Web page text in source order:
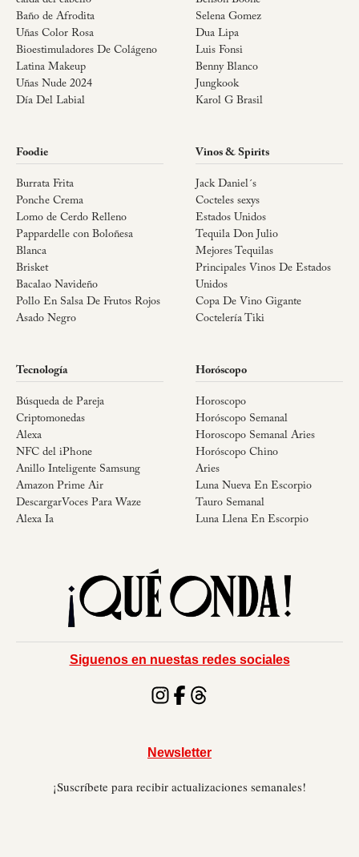
Baño de Afrodita
Uñas Color Rosa
Bioestimuladores De Colágeno
Latina Makeup
Uñas Nude 2024
Día Del Labial
Selena Gomez
Dua Lipa
Luis Fonsi
Benny Blanco
Jungkook
Karol G Brasil
Foodie
Burrata Frita
Ponche Crema
Lomo de Cerdo Relleno
Pappardelle con Boloñesa
Blanca
Brisket
Bacalao Navideño
Pollo En Salsa De Frutos Rojos
Asado Negro
Vinos & Spirits
Jack Daniel´s
Cocteles sexys
Estados Unidos
Tequila Don Julio
Mejores Tequilas
Principales Vinos De Estados
Unidos
Copa De Vino Gigante
Coctelería Tiki
Tecnología
Búsqueda de Pareja
Criptomonedas
Alexa
NFC del iPhone
Anillo Inteligente Samsung
Amazon Prime Air
DescargarVoces Para Waze
Alexa Ia
Horóscopo
Horoscopo
Horóscopo Semanal
Horoscopo Semanal Aries
Horóscopo Chino
Aries
Luna Nueva En Escorpio
Tauro Semanal
Luna Llena En Escorpio
Siguenos en nuestas redes sociales
Newsletter
¡Suscríbete para recibir actualizaciones semanales!